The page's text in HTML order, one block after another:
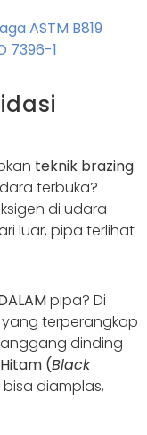
ASTM B819
7396-1
teknik brazing
terbuka?
di udara
luar, pipa terlihat
pipa? Di
terperangkap
dinding
(Black
diamplas,